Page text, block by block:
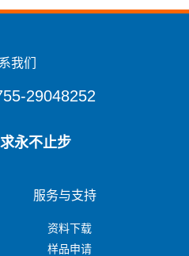
我们
29048252
永不止步
服务与支持
资料下载
样品申请